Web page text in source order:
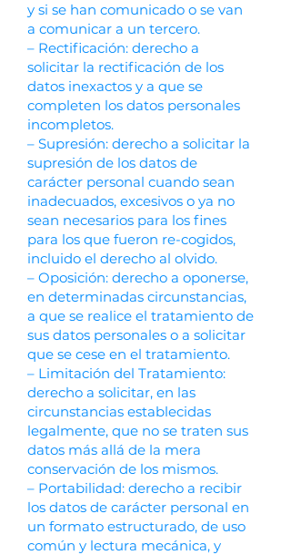
y si se han comunicado o se van
a comunicar a un tercero.
– Rectificación: derecho a
solicitar la rectificación de los
datos inexactos y a que se
completen los datos personales
incompletos.
– Supresión: derecho a solicitar la
supresión de los datos de
carácter personal cuando sean
inadecuados, excesivos o ya no
sean necesarios para los fines
para los que fueron re-cogidos,
incluido el derecho al olvido.
– Oposición: derecho a oponerse,
en determinadas circunstancias,
a que se realice el tratamiento de
sus datos personales o a solicitar
que se cese en el tratamiento.
– Limitación del Tratamiento:
derecho a solicitar, en las
circunstancias establecidas
legalmente, que no se traten sus
datos más allá de la mera
conservación de los mismos.
– Portabilidad: derecho a recibir
los datos de carácter personal en
un formato estructurado, de uso
común y lectura mecánica, y